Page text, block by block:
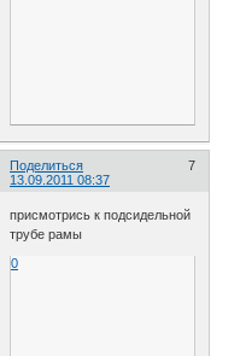
Поделиться
7
13.09.2011 08:37
присмотрись к подсидельной
трубе рамы
0